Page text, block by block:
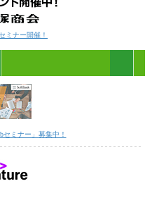
ミナー開催！
セミナー」募集中！